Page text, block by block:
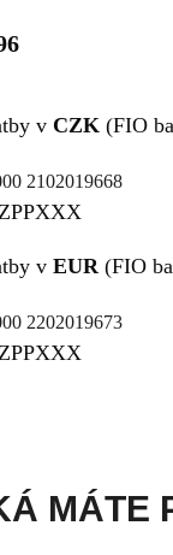
v CZK (FIO
2102019668
v EUR(FIO
2202019673
MÁTE